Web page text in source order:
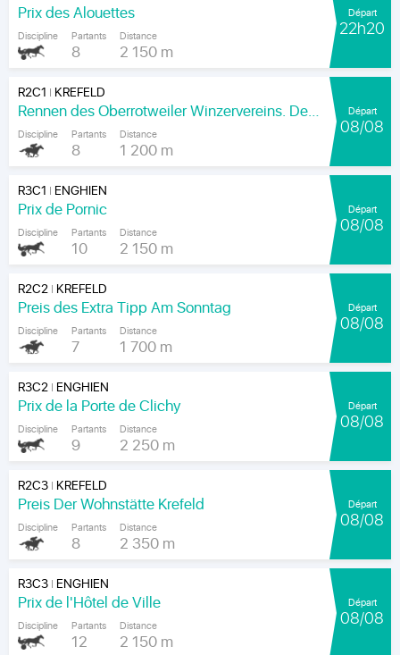
Prix des Alouettes
Discipline Partants
8
Distance
2 150 m
Départ
22h20
R2C1 | KREFELD
Rennen des Oberrotweiler Winzervereins. Der Klassiker Am Kaiser.
Discipline Partants
8
Distance
1 200 m
Départ
08/08
R3C1 | ENGHIEN
Prix de Pornic
Discipline Partants
10
Distance
2 150 m
Départ
08/08
R2C2| KREFELD
Preis des Extra Tipp Am Sonntag
Discipline Partants
7
Distance
1 700 m
Départ
08/08
R3C2| ENGHIEN
Prix de la Porte de Clichy
Discipline Partants
9
Distance
2 250 m
Départ
08/08
R2C3| KREFELD
Preis Der Wohnstätte Krefeld
Discipline Partants
8
Distance
2 350 m
Départ
08/08
R3C3| ENGHIEN
Prix de l'Hôtel de Ville
Discipline Partants
12
Distance
2 150 m
Départ
08/08